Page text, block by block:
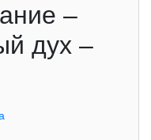
–
дух –